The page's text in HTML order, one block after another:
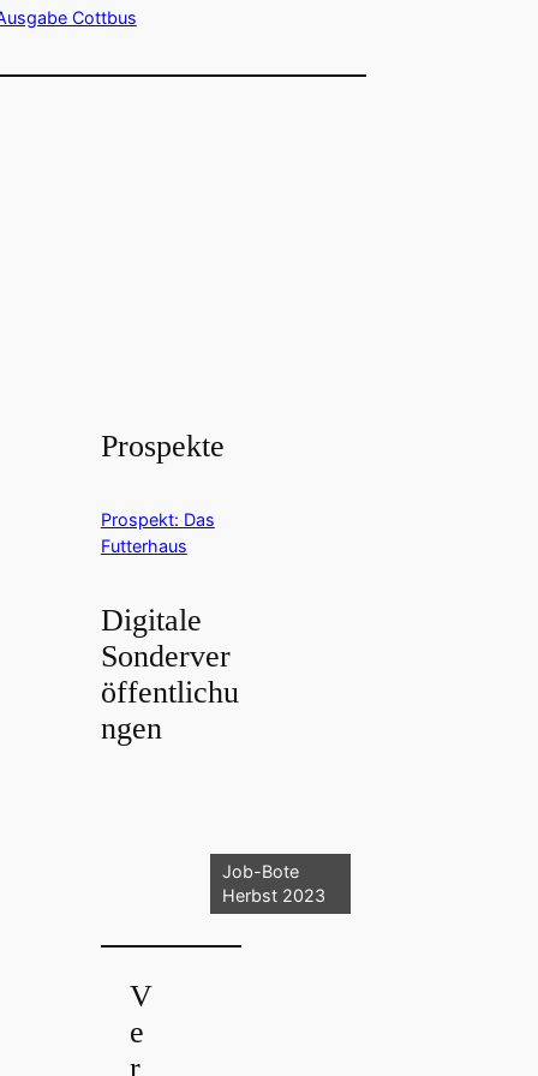
Cottbus
Prospekte
Prospekt: Das
Futterhaus
Digitale
Sonderver
öffentlichu
ngen
Job-Bote
Herbst 2023
V
e
r